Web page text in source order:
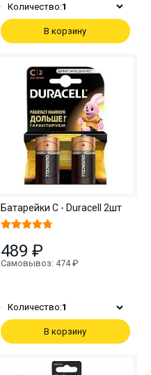
Количество:1
В корзину
Батарейки C - Duracell 2шт
489 ₽
Самовывоз: 474 ₽
Количество:1
В корзину